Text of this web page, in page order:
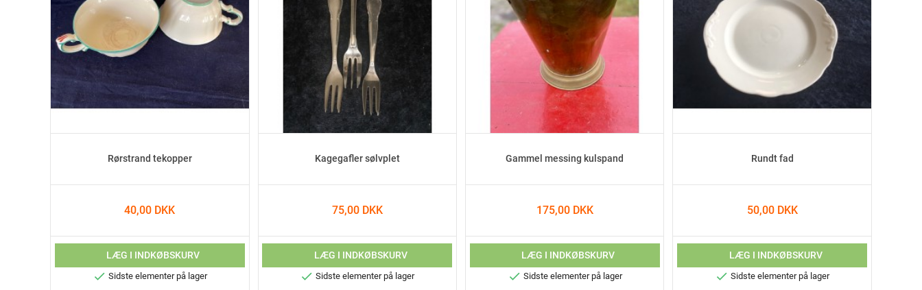
Rørstrand tekopper
40,00 DKK
LÆG I INDKØBSKURV
 Sidste elementer på lager
Kagegafler sølvplet
75,00 DKK
LÆG I INDKØBSKURV
 Sidste elementer på lager
Gammel messing kulspand
175,00 DKK
LÆG I INDKØBSKURV
 Sidste elementer på lager
Rundt fad
50,00 DKK
LÆG I INDKØBSKURV
 Sidste elementer på lager